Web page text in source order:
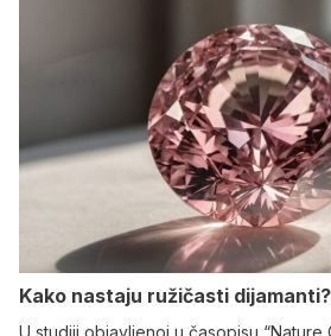
Kako nastaju ružičasti dijamanti?
U studiji objavljenoj u časopisu “Nature